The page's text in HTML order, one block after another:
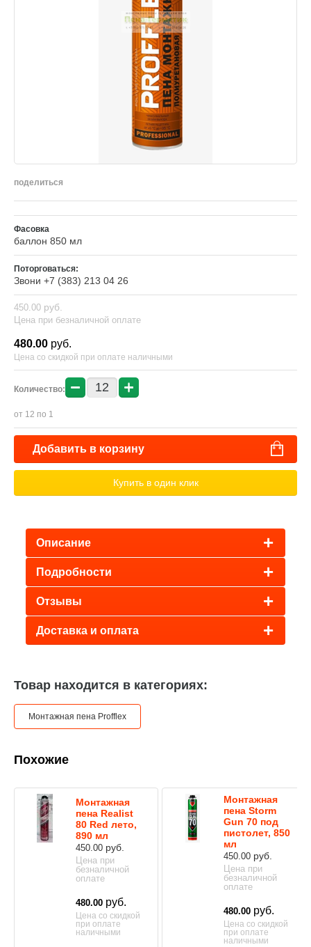
поделиться
Фасовка
баллон 850 мл
Поторговаться:
Звони +7 (383) 213 04 26
450.00 руб.
Цена при безналичной оплате
480.00 руб.
Цена со скидкой при оплате наличными
Количество: − +
от 12 по 1
Добавить в корзину
Купить в один клик
Описание
Подробности
Отзывы
Доставка и оплата
Товар находится в категориях:
Монтажная пена Profflex
Похожие
Монтажная
пена Realist
80 Red лето,
890 мл
450.00 руб.
Цена при
безналичной
оплате
480.00 руб.
Цена со скидкой
при оплате
наличными
Монтажная
пена Storm
Gun 70 под
пистолет, 850
мл
450.00 руб.
Цена при
безналичной
оплате
480.00 руб.
Цена со скидкой
при оплате
наличными